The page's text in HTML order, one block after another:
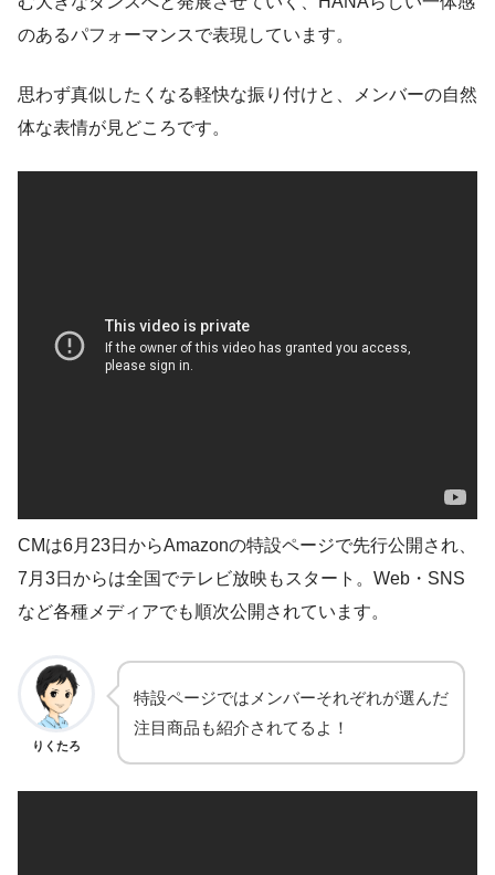
のあるパフォーマンスで表現しています。
思わず真似したくなる軽快な振り付けと、メンバーの自然
体な表情が見どころです。
CMは6月23日からAmazonの特設ページで先行公開され、
7月3日からは全国でテレビ放映もスタート。Web・SNS
など各種メディアでも順次公開されています。
りくたろ
特設ページではメンバーそれぞれが選んだ
注目商品も紹介されてるよ！